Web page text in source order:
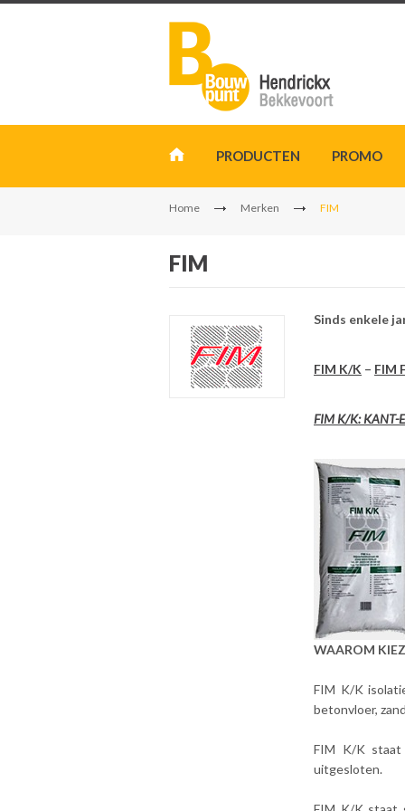
PRODUCTEN PROMO
Home Merken FIM
FIM
Sinds enkele
FIM K/K – FIM
FIM K/K: KANT-
WAAROM
FIM K/K
betonvloer,
FIM K/K staat
uitgesloten.